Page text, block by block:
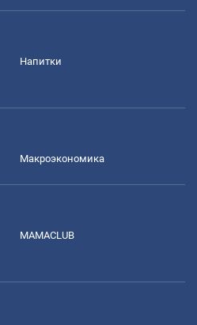
Напитки
Mакроэкономика
MAMACLUB